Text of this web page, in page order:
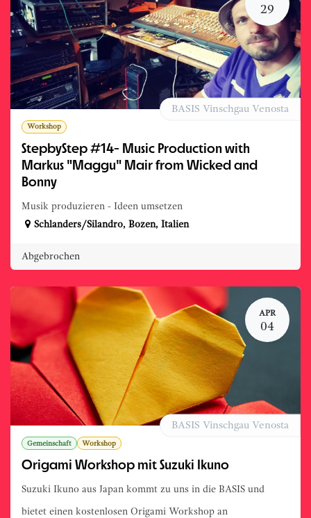
29
Workshop
StepbyStep #14- Music Production with
Markus "Maggu" Mair from Wicked and
Bonny
Musik produzieren - Ideen umsetzen
BASIS Vinschgau Venosta
Schlanders/Silandro, Bozen, Italien
Abgebrochen
APR
04
Gemeinschaft Workshop
Origami Workshop mit Suzuki Ikuno
Suzuki Ikuno aus Japan kommt zu uns in die BASIS und
bietet einen kostenlosen Origami Workshop an
BASIS Vinschgau Venosta